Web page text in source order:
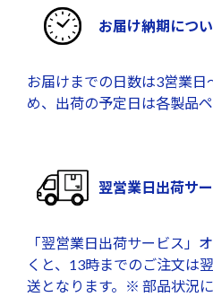
お届け納期につ
お届けまでの日数は3営業日
め、出荷の予定日は各製品
翌営業日出荷サ
「翌営業日出荷サービス」
くと、13時までのご注文は
送となります。※ 部品状況